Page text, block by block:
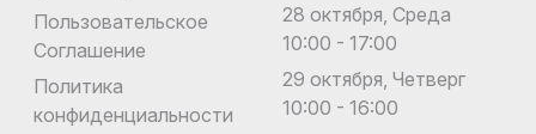
Пользовательское
Соглашение
Политика
конфиденциальности
28 октября, Среда
10:00 - 17:00
29 октября, Четверг
10:00 - 16:00